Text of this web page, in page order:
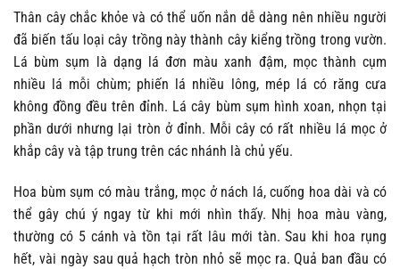
Thân cây chắc khỏe và có thể uốn nắn dễ dàng nên nhiều người
đã biến tấu loại cây trồng này thành cây kiểng trồng trong vườn.
Lá bùm sụm là dạng lá đơn màu xanh đậm, mọc thành cụm
nhiều lá mỗi chùm; phiến lá nhiều lông, mép lá có răng cưa
không đồng đều trên đỉnh. Lá cây bùm sụm hình xoan, nhọn tại
phần dưới nhưng lại tròn ở đỉnh. Mỗi cây có rất nhiều lá mọc ở
khắp cây và tập trung trên các nhánh là chủ yếu.
Hoa bùm sụm có màu trắng, mọc ở nách lá, cuống hoa dài và có
thể gây chú ý ngay từ khi mới nhìn thấy. Nhị hoa màu vàng,
thường có 5 cánh và tồn tại rất lâu mới tàn. Sau khi hoa rụng
hết, vài ngày sau quả hạch tròn nhỏ sẽ mọc ra. Quả ban đầu có